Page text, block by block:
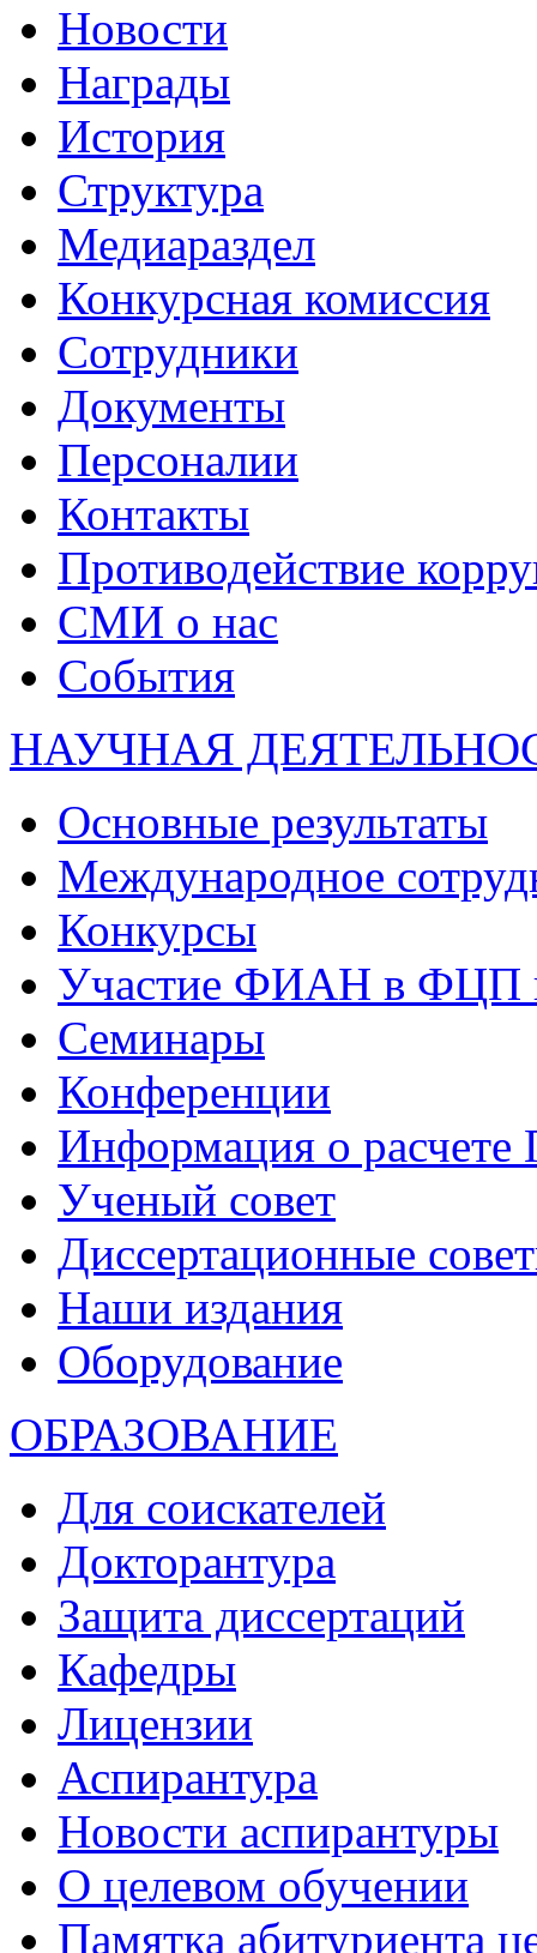
Новости
Награды
История
Структура
Медиараздел
Конкурсная комиссия
Сотрудники
Документы
Персоналии
Контакты
Противодействие
СМИ о нас
События
НАУЧНАЯ
Основные результаты
Международное
Конкурсы
Участие ФИАН в ФЦП
Семинары
Конференции
Информация о
Ученый совет
Диссертационные
Наши издания
Оборудование
ОБРАЗОВАНИЕ
Для соискателей
Докторантура
Защита диссертаций
Кафедры
Лицензии
Аспирантура
Новости аспирантуры
О целевом обучении
Памятка абитуриента